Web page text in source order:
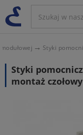
Styki
Styki
montaż czołowy